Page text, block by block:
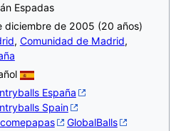
Espadas
diciembre de 2005 (20 años)
, Comunidad de Madrid,
España
Spain
GlobalBalls